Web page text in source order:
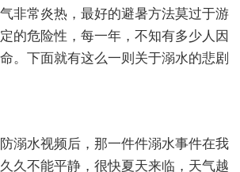
非常炎热，最好的避暑方法莫过于游
的危险性，每一年，不知有多少人因
。下面就有这么一则关于溺水的悲剧
溺水视频后，那一件件溺水事件在我
久不能平静，很快夏天来临，天气越